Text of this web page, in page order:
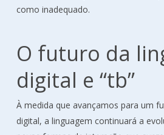
como inadequado.
O futuro da
digital e “tb”
À medida que avançamos para um
digital, a linguagem continuará a